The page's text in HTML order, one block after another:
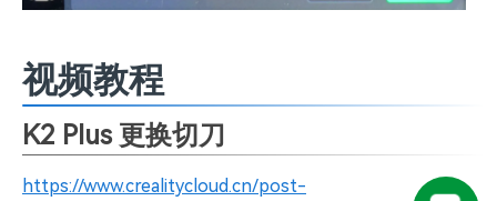
视频教程
K2 Plus 更换切刀
https://www.crealitycloud.cn/post-